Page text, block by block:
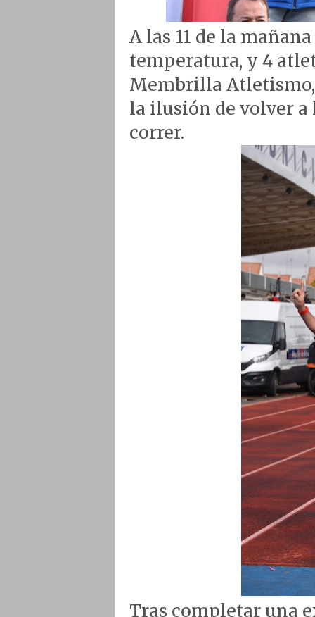
A las 11 de la
temperatura, y 4
Membrilla Atletismo,
la ilusión de volver a
correr.
Tras completar una